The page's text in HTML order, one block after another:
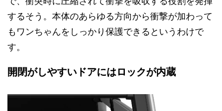
するそう。本体のあらゆる方向から衝撃が加わって
もワンちゃんをしっかり保護できるというわけで
す。
開閉がしやすいドアにはロックが内蔵